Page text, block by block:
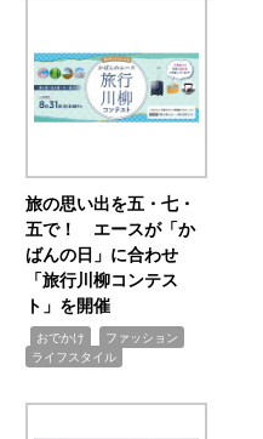
旅の思い出を五・七・
五で！ エースが「か
ばんの日」に合わせ
「旅行川柳コンテス
ト」を開催
おでかけ ファッション
ライフスタイル